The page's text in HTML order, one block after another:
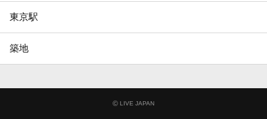
東京駅
築地
© LIVE JAPAN